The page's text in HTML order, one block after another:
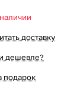
доставку
дешевле?
подарок